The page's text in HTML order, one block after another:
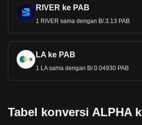
RIVER ke PAB
1 RIVER sama dengan B/.3.13 PAB
LA ke PAB
1 LA sama dengan B/.0.04930 PAB
Tabel konversi ALPHA